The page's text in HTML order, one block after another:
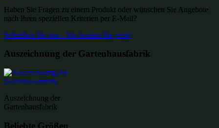
Haben Sie Fragen zu einem Produkt oder wünschen Sie Angebote
nach Ihren speziellen Kriterien per E-Mail?
Schreiben Sie uns - Wir beraten Sie gern!
Auszeichnung der Gartenhausfabrik
Auszeichnung der
Gartenhausfabrik
Beliebte Größen